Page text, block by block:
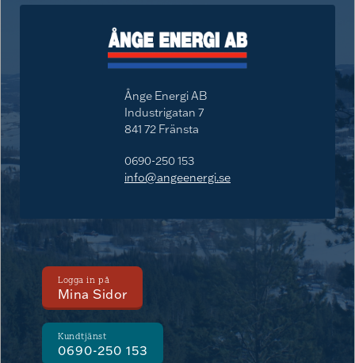
Ånge Energi AB
Industrigatan 7
841 72 Fränsta
0690-250 153
info@angeenergi.se
Logga in på
Mina Sidor
Kundtjänst
0690-250 153